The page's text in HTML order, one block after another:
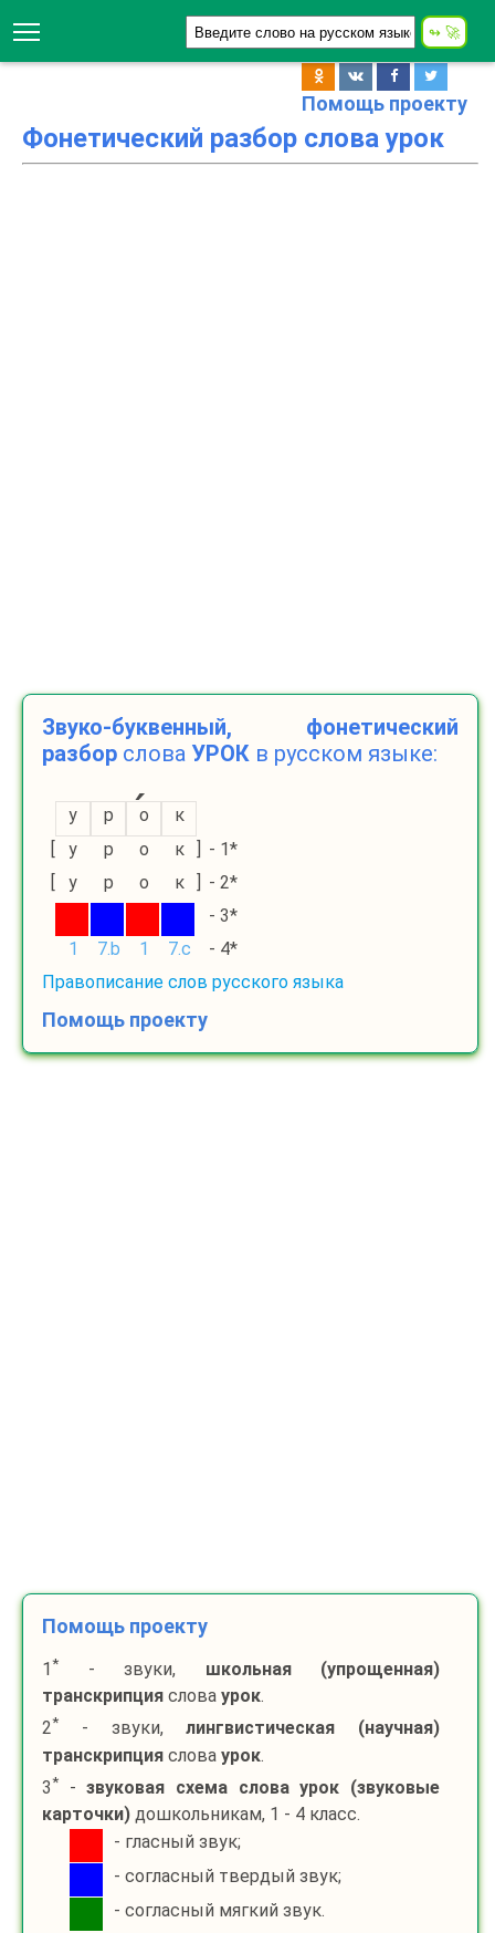
Помощь проекту
Фонетический разбор слова урок
Звуко-буквенный, фонетический
разбор слова УРОК в русском языке:
у р о
к
[
у р о к ] - 1*
[
у р о к ] - 2*
- 3*
1
7.b 1 7.c
- 4*
Правописание слов русского языка
Помощь проекту
Помощь проекту
1 * - звуки, школьная (упрощенная)
транскрипция слова урок.
2* - звуки,лингвистическая (научная)
транскрипция слова урок.
3* -звуковая схема слова урок (звуковые
карточки) дошкольникам, 1 - 4 класс.
- гласный звук;
- согласный твердый звук;
- согласный мягкий звук.